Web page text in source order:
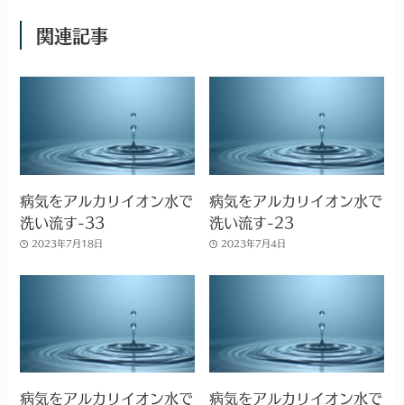
関連記事
病気をアルカリイオン水で
洗い流す-33
2023年7月18日
病気をアルカリイオン水で
洗い流す-23
2023年7月4日
病気をアルカリイオン水で
病気をアルカリイオン水で